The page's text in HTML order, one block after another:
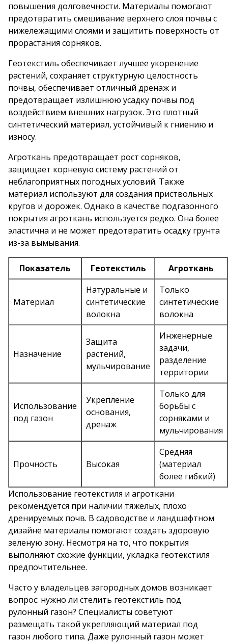
повышения долговечности. Материалы помогают
предотвратить смешивание верхнего слоя почвы с
нижележащими слоями и защитить поверхность от
прорастания сорняков.
Геотекстиль обеспечивает лучшее укоренение
растений, сохраняет структурную целостность
почвы, обеспечивает отличный дренаж и
предотвращает излишнюю усадку почвы под
воздействием внешних нагрузок. Это плотный
синтетический материал, устойчивый к гниению и
износу.
Агроткань предотвращает рост сорняков,
защищает корневую систему растений от
неблагоприятных погодных условий. Также
материал используют для создания приствольных
кругов и дорожек. Однако в качестве подгазонного
покрытия агроткань используется редко. Она более
эластична и не может предотвратить осадку грунта
из-за вымывания.
Показатель Геотекстиль Агроткань
Материал
Натуральные и
синтетические
волокна
Только
синтетические
волокна
Назначение
Защита
растений,
мульчирование
Инженерные
задачи,
разделение
территории
Использование
под газон
Укрепление
основания,
дренаж
Только для
борьбы с
сорняками и
мульчирования
Прочность Высокая
Средняя
(материал
более гибкий)
Использование геотекстиля и агроткани
рекомендуется при наличии тяжелых, плохо
дренируемых почв. В садоводстве и ландшафтном
дизайне материалы помогают создать здоровую
зеленую зону. Несмотря на то, что покрытия
выполняют схожие функции, укладка геотекстиля
предпочтительнее.
Часто у владельцев загородных домов возникает
вопрос: нужно ли стелить геотекстиль под
рулонный газон? Специалисты советуют
размещать такой укрепляющий материал под
газон любого типа. Даже рулонный газон может